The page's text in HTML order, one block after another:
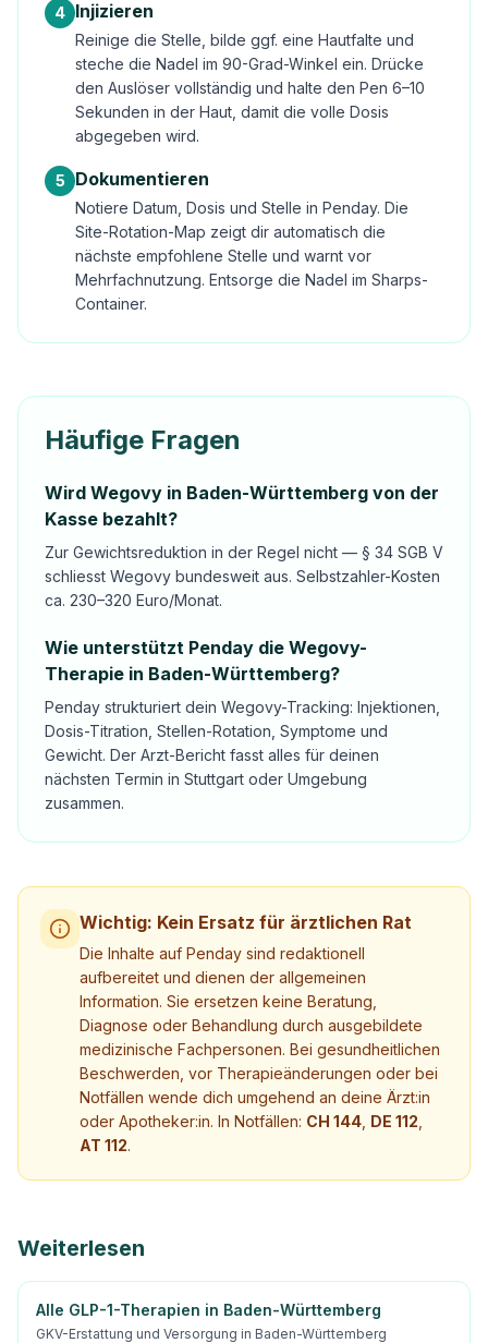
4 Injizieren
Reinige die Stelle, bilde ggf. eine Hautfalte und
steche die Nadel im 90-Grad-Winkel ein. Drücke
den Auslöser vollständig und halte den Pen 6–10
Sekunden in der Haut, damit die volle Dosis
abgegeben wird.
5 Dokumentieren
Notiere Datum, Dosis und Stelle in Penday. Die
Site-Rotation-Map zeigt dir automatisch die
nächste empfohlene Stelle und warnt vor
Mehrfachnutzung. Entsorge die Nadel im Sharps-
Container.
Häufige Fragen
Wird Wegovy in Baden-Württemberg von der
Kasse bezahlt?
Zur Gewichtsreduktion in der Regel nicht — § 34 SGB V
schliesst Wegovy bundesweit aus. Selbstzahler-Kosten
ca. 230–320 Euro/Monat.
Wie unterstützt Penday die Wegovy-
Therapie in Baden-Württemberg?
Penday strukturiert dein Wegovy-Tracking: Injektionen,
Dosis-Titration, Stellen-Rotation, Symptome und
Gewicht. Der Arzt-Bericht fasst alles für deinen
nächsten Termin in Stuttgart oder Umgebung
zusammen.
Wichtig: Kein Ersatz für ärztlichen Rat
Die Inhalte auf Penday sind redaktionell
aufbereitet und dienen der allgemeinen
Information. Sie ersetzen keine Beratung,
Diagnose oder Behandlung durch ausgebildete
medizinische Fachpersonen. Bei gesundheitlichen
Beschwerden, vor Therapieänderungen oder bei
Notfällen wende dich umgehend an deine Ärzt:in
oder Apotheker:in. In Notfällen: CH 144 DE 112
AT 112.
Weiterlesen
Alle GLP-1-Therapien in Baden-Württemberg
GKV-Erstattung und Versorgung in Baden-Württemberg